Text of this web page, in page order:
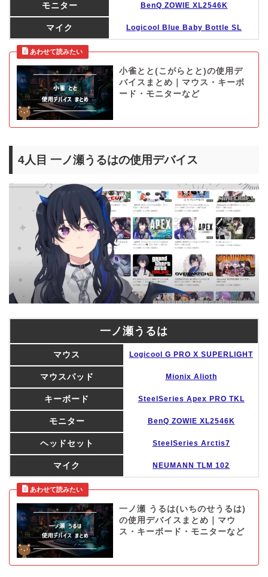
モニター BenQ ZOWIE XL2546K
マイク Logicool Blue Baby Bottle SL
小雀とと(こがらとと)の使用デ
バイスまとめ｜マウス・キーボ
ード・モニターなど
4人目 一ノ瀬うるはの使用デバイス
一ノ瀬うるは
マウス Logicool G PRO X SUPERLIGHT
マウスパッド Mionix Alioth
キーボード SteelSeries Apex PRO TKL
モニター BenQ ZOWIE XL2546K
ヘッドセット SteelSeries Arctis7
マイク NEUMANN TLM 102
一ノ瀬 うるは(いちのせうるは)
の使用デバイスまとめ｜マウ
ス・キーボード・モニターなど